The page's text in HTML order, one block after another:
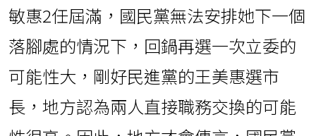
敏惠2任屆滿，國民黨無法安排她下一個
落腳處的情況下，回鍋再選一次立委的
可能性大，剛好民進黨的王美惠選市
長，地方認為兩人直接職務交換的可能